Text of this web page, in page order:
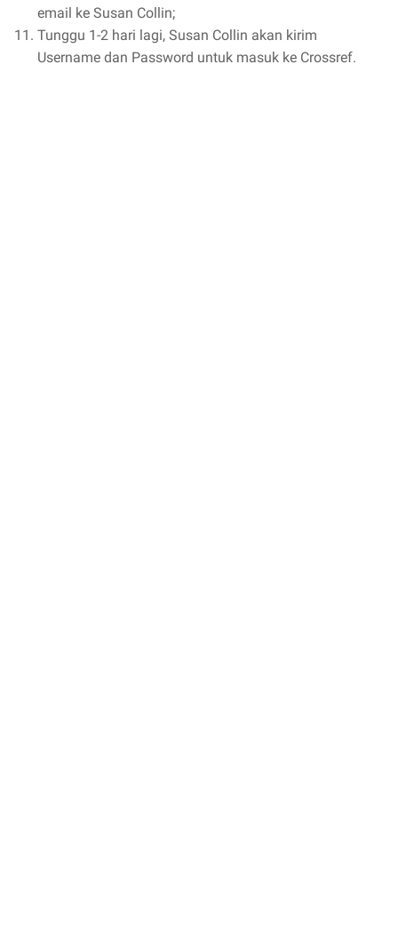
email ke Susan Collin;
Tunggu 1-2 hari lagi, Susan Collin akan kirim
Username dan Password untuk masuk ke Crossref.